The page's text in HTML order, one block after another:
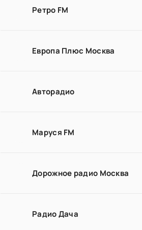
Ретро FM
Европа Плюс Москва
Авторадио
Маруся FM
Дорожное радио Москва
Радио Дача